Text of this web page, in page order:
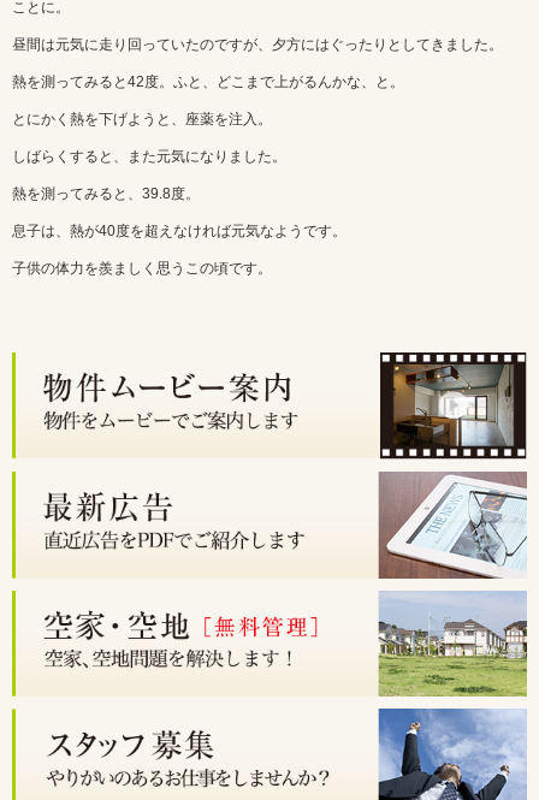
ことに。
昼間は元気に走り回っていたのですが、夕方にはぐったりとしてきました。
熱を測ってみると42度。ふと、どこまで上がるんかな、と。
とにかく熱を下げようと、座薬を注入。
しばらくすると、また元気になりました。
熱を測ってみると、39.8度。
息子は、熱が40度を超えなければ元気なようです。
子供の体力を羨ましく思うこの頃です。